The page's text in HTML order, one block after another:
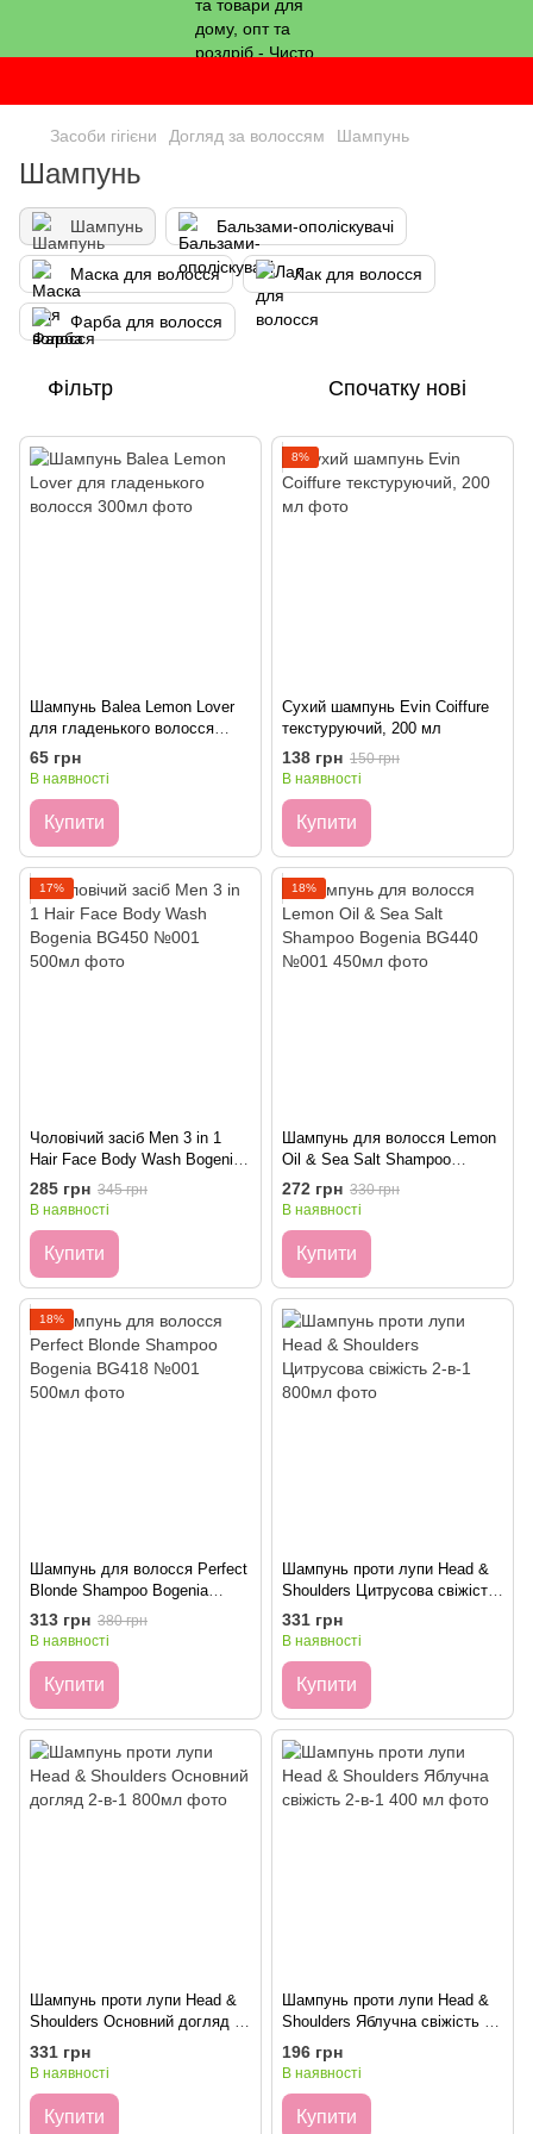
Засоби гігієни Догляд за волоссям Шампунь
Шампунь
Шампунь Бальзами-ополіскувачі
Маска для волосся Лак для волосся
Фарба для волосся
Фільтр Спочатку нові
Шампунь Balea Lemon Lover
для гладенького волосся
300мл
65 грн
В наявності
Купити
8%
Сухий шампунь Evin Coiffure
текстуруючий, 200 мл
138 грн 150 грн
В наявності
Купити
17%
Чоловічий засіб Men 3 in 1
Hair Face Body Wash Bogenia
BG450 №001 500мл
285 грн 345 грн
В наявності
Купити
18%
Шампунь для волосся Lemon
Oil & Sea Salt Shampoo
Bogenia BG440 №001 450мл
272 грн 330 грн
В наявності
Купити
18%
Шампунь для волосся Perfect
Blonde Shampoo Bogenia
BG418 №001 500мл
313 грн 380 грн
В наявності
Купити
Шампунь проти лупи Head &
Shoulders Цитрусова свіжість
2-в-1 800мл
331 грн
В наявності
Купити
Шампунь проти лупи Head &
Shoulders Основний догляд 2-
в-1 800мл
331 грн
В наявності
Купити
Шампунь проти лупи Head &
Shoulders Яблучна свіжість 2-
в-1 400 мл
196 грн
В наявності
Купити